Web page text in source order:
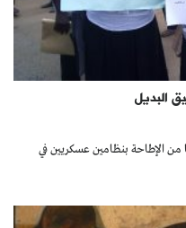
البديل
الإطاحة بنظامين عسكريين في